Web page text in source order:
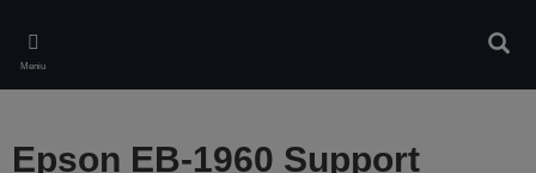
main
content
Meniu
Epson EB-1960 Support